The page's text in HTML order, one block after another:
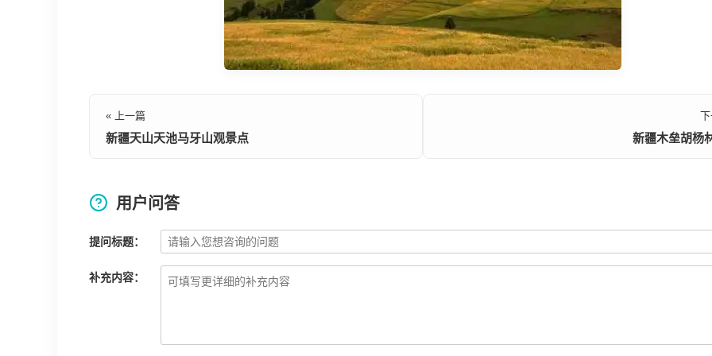
« 上一篇
新疆天山天池马牙山观景点 新疆木垒胡杨
用户问答
提问标题：
补充内容：